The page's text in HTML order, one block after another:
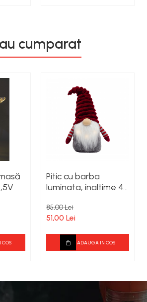
cumparat
Pitic cu barba
luminata, inaltime 41
85,00 Lei
51,00 Lei
ADAUGA IN COS